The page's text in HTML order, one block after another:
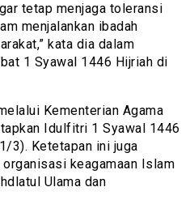
tetap menjaga toleransi
menjalankan ibadah
kata dia dalam
1 Syawal 1446 Hijriah di
Kementerian Agama
Idulfitri 1 Syawal 1446
3). Ketetapan ini juga
keagamaan Islam
Ulama dan